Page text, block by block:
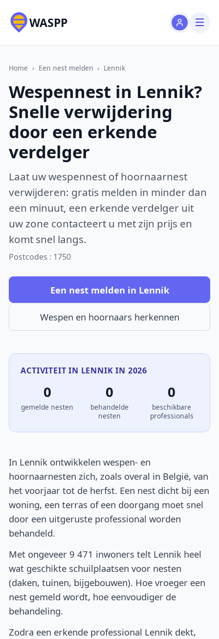
WASPP
Home › Een nest melden › Lennik
Wespennest in Lennik?
Snelle verwijdering
door een erkende
verdelger
Laat uw wespennest of hoornaarnest
verwijderen: gratis melden in minder dan
een minuut, een erkende verdelger uit
uw zone contacteert u met zijn prijs en
komt snel langs.
Postcodes : 1750
Een nest melden in Lennik
Wespen en hoornaars herkennen
ACTIVITEIT IN LENNIK IN 2026
0
gemelde nesten
0
behandelde
nesten
0
beschikbare
professionals
In Lennik ontwikkelen wespen- en
hoornaarnesten zich, zoals overal in België, van
het voorjaar tot de herfst. Een nest dicht bij een
woning, een terras of een doorgang moet snel
door een uitgeruste professional worden
behandeld.
Met ongeveer 9 471 inwoners telt Lennik heel
wat geschikte schuilplaatsen voor nesten
(daken, tuinen, bijgebouwen). Hoe vroeger een
nest gemeld wordt, hoe eenvoudiger de
behandeling.
Zodra een erkende professional Lennik dekt,